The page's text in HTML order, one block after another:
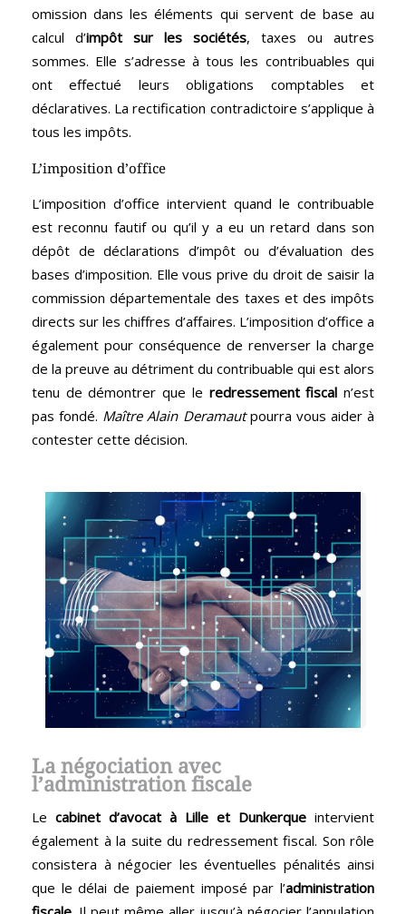
omission dans les éléments qui servent de base au
calcul d’impôt sur les sociétés, taxes ou autres
sommes. Elle s’adresse à tous les contribuables qui
ont effectué leurs obligations comptables et
déclaratives. La rectification contradictoire s’applique à
tous les impôts.
L’imposition d’office
L’imposition d’office intervient quand le contribuable
est reconnu fautif ou qu’il y a eu un retard dans son
dépôt de déclarations d’impôt ou d’évaluation des
bases d’imposition. Elle vous prive du droit de saisir la
commission départementale des taxes et des impôts
directs sur les chiffres d’affaires. L’imposition d’office a
également pour conséquence de renverser la charge
de la preuve au détriment du contribuable qui est alors
tenu de démontrer que le redressement fiscaln’est
pas fondé. Maître Alain Deramautpourra vous aider à
contester cette décision.
La négociation avec
l’administration fiscale
Le cabinet d’avocat à Lille et Dunkerque intervient
également à la suite du redressement fiscal. Son rôle
consistera à négocier les éventuelles pénalités ainsi
que le délai de paiement imposé par l’administration